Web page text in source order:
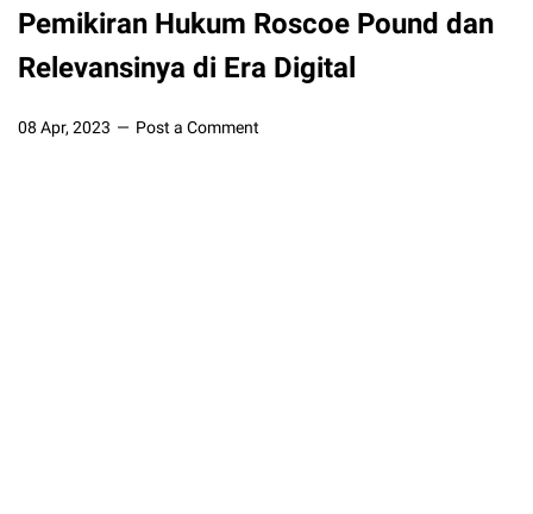
Pemikiran Hukum Roscoe Pound dan
Relevansinya di Era Digital
08 Apr, 2023 Post a Comment